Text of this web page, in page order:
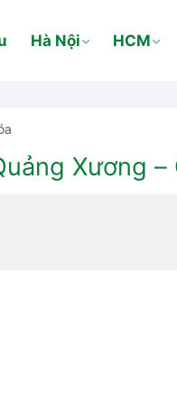
Hà Nội HCM
Xương